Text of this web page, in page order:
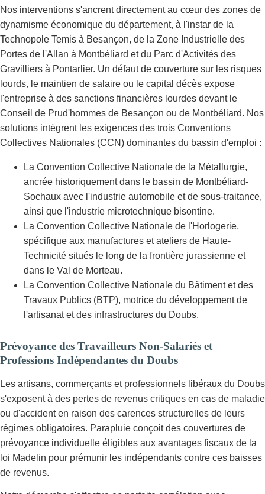
Nos interventions s'ancrent directement au cœur des zones de
dynamisme économique du département, à l'instar de la
Technopole Temis à Besançon, de la Zone Industrielle des
Portes de l'Allan à Montbéliard et du Parc d'Activités des
Gravilliers à Pontarlier. Un défaut de couverture sur les risques
lourds, le maintien de salaire ou le capital décès expose
l'entreprise à des sanctions financières lourdes devant le
Conseil de Prud'hommes de Besançon ou de Montbéliard. Nos
solutions intègrent les exigences des trois Conventions
Collectives Nationales (CCN) dominantes du bassin d'emploi :
La Convention Collective Nationale de la Métallurgie,
ancrée historiquement dans le bassin de Montbéliard-
Sochaux avec l'industrie automobile et de sous-traitance,
ainsi que l'industrie microtechnique bisontine.
La Convention Collective Nationale de l'Horlogerie,
spécifique aux manufactures et ateliers de Haute-
Technicité situés le long de la frontière jurassienne et
dans le Val de Morteau.
La Convention Collective Nationale du Bâtiment et des
Travaux Publics (BTP), motrice du développement de
l'artisanat et des infrastructures du Doubs.
Prévoyance des Travailleurs Non-Salariés et
Professions Indépendantes du Doubs
Les artisans, commerçants et professionnels libéraux du Doubs
s'exposent à des pertes de revenus critiques en cas de maladie
ou d'accident en raison des carences structurelles de leurs
régimes obligatoires. Parapluie conçoit des couvertures de
prévoyance individuelle éligibles aux avantages fiscaux de la
loi Madelin pour prémunir les indépendants contre ces baisses
de revenus.